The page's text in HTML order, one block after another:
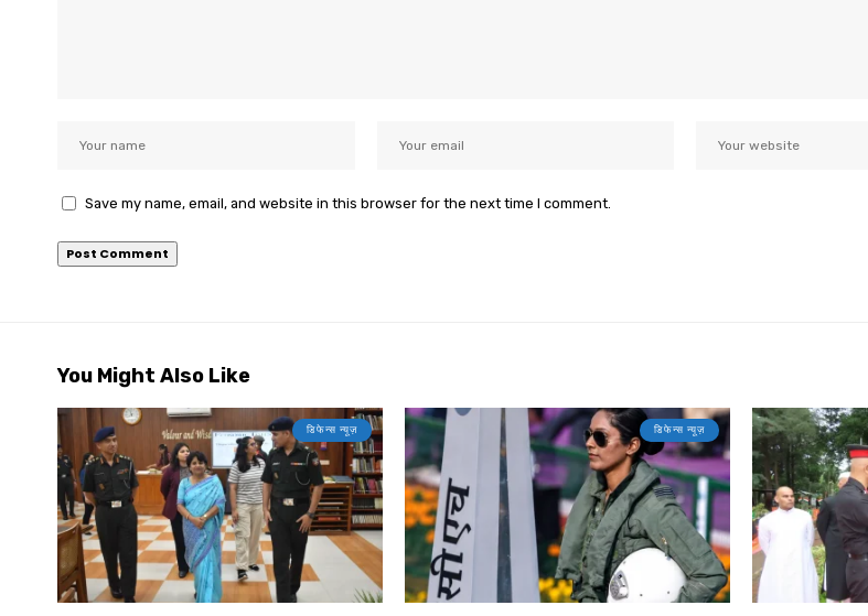
Save my name, email, and website in this browser for the next time I comment.
You Might Also Like
डिफेन्स न्यूज़ डिफेन्स न्यूज़